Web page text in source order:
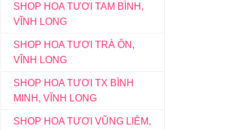
SHOP HOA TƯƠI TAM BÌNH,
VĨNH LONG
SHOP HOA TƯƠI TRÀ ÔN,
VĨNH LONG
SHOP HOA TƯƠI TX BÌNH
MINH, VĨNH LONG
SHOP HOA TƯƠI VŨNG LIÊM,